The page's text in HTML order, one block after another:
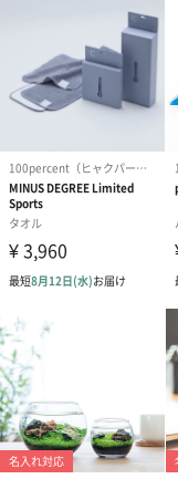
台座はウォルナット
「100percent（ヒ
目指したのは「トリハ
怖い体験をしたわけ
リハダ」
頭を使って「理解」で
思考や言葉を超えて、
揺るぎない幸せな感覚
す。